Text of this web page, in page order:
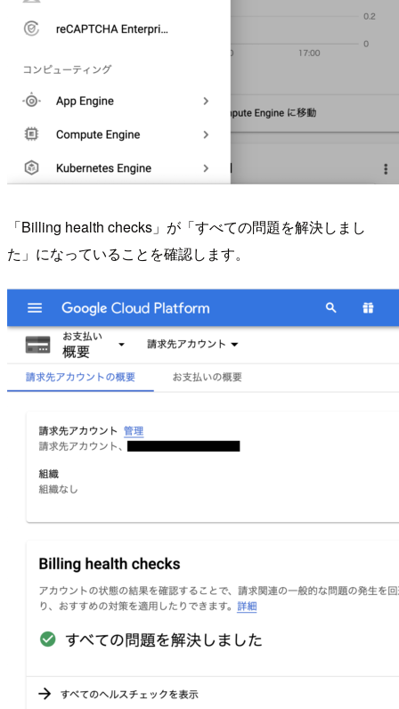
「Billing health checks」が「すべての問題を解決しまし
た」になっていることを確認します。